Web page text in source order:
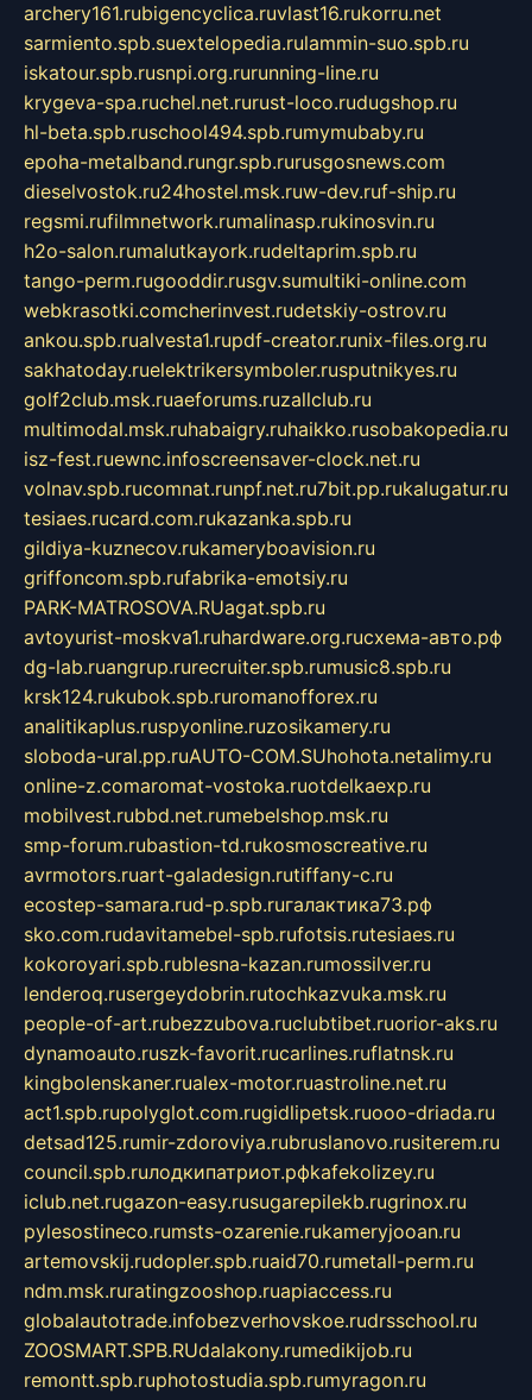
archery161.rubigencyclica.ruvlast16.rukorru.net
sarmiento.spb.suextelopedia.rulammin-suo.spb.ru
iskatour.spb.rusnpi.org.rurunning-line.ru
krygeva-spa.ruchel.net.rurust-loco.rudugshop.ru
hl-beta.spb.ruschool494.spb.rumymubaby.ru
epoha-metalband.rungr.spb.rurusgosnews.com
dieselvostok.ru24hostel.msk.ruw-dev.ruf-ship.ru
regsmi.rufilmnetwork.rumalinasp.rukinosvin.ru
h2o-salon.rumalutkayork.rudeltaprim.spb.ru
tango-perm.rugooddir.rusgv.sumultiki-online.com
webkrasotki.comcherinvest.rudetskiy-ostrov.ru
ankou.spb.rualvesta1.rupdf-creator.runix-files.org.ru
sakhatoday.ruelektrikersymboler.rusputnikyes.ru
golf2club.msk.ruaeforums.ruzallclub.ru
multimodal.msk.ruhabaigry.ruhaikko.rusobakopedia.ru
isz-fest.ruewnc.infoscreensaver-clock.net.ru
volnav.spb.rucomnat.runpf.net.ru7bit.pp.rukalugatur.ru
tesiaes.rucard.com.rukazanka.spb.ru
gildiya-kuznecov.rukameryboavision.ru
griffoncom.spb.rufabrika-emotsiy.ru
PARK-MATROSOVA.RUagat.spb.ru
avtoyurist-moskva1.ruhardware.org.ruсхема-авто.рф
dg-lab.ruangrup.rurecruiter.spb.rumusic8.spb.ru
krsk124.rukubok.spb.ruromanofforex.ru
analitikaplus.ruspyonline.ruzosikamery.ru
sloboda-ural.pp.ruAUTO-COM.SUhohota.netalimy.ru
online-z.comaromat-vostoka.ruotdelkaexp.ru
mobilvest.rubbd.net.rumebelshop.msk.ru
smp-forum.rubastion-td.rukosmoscreative.ru
avrmotors.ruart-galadesign.rutiffany-c.ru
ecostep-samara.rud-p.spb.ruгалактика73.рф
sko.com.rudavitamebel-spb.rufotsis.rutesiaes.ru
kokoroyari.spb.rublesna-kazan.rumossilver.ru
lenderoq.rusergeydobrin.rutochkazvuka.msk.ru
people-of-art.rubezzubova.ruclubtibet.ruorior-aks.ru
dynamoauto.ruszk-favorit.rucarlines.ruflatnsk.ru
kingbolenskaner.rualex-motor.ruastroline.net.ru
act1.spb.rupolyglot.com.rugidlipetsk.ruooo-driada.ru
detsad125.rumir-zdoroviya.rubruslanovo.rusiterem.ru
council.spb.ruлодкипатриот.рфkafekolizey.ru
iclub.net.rugazon-easy.rusugarepilekb.rugrinox.ru
pylesostineco.rumsts-ozarenie.rukameryjooan.ru
artemovskij.rudopler.spb.ruaid70.rumetall-perm.ru
ndm.msk.ruratingzooshop.ruapiaccess.ru
globalautotrade.infobezverhovskoe.rudrsschool.ru
ZOOSMART.SPB.RUdalakony.rumedikijob.ru
remontt.spb.ruphotostudia.spb.rumyragon.ru